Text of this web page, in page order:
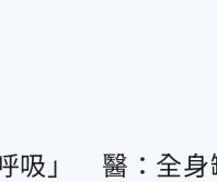
吸」 醫：全身